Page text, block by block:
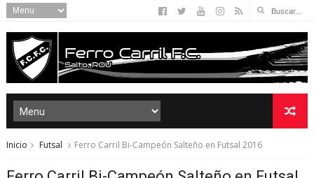
Inicio Futsal Ferro Carril Bi-Campeón Salteño en Futsal 2016